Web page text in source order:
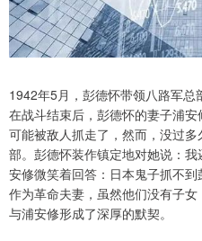
1942年5月，彭德怀带领八路军
在战斗结束后，彭德怀的妻子浦
可能被敌人抓走了，然而，没过
部。彭德怀装作镇定地对她说：
安修微笑着回答：日本鬼子抓不到
作为革命夫妻，虽然他们没有子
与浦安修形成了深厚的默契。